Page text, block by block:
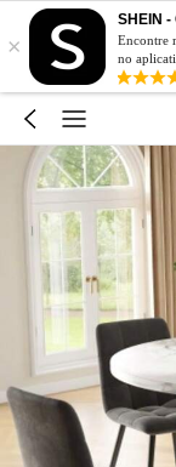
×
SHEIN
Encontre
no